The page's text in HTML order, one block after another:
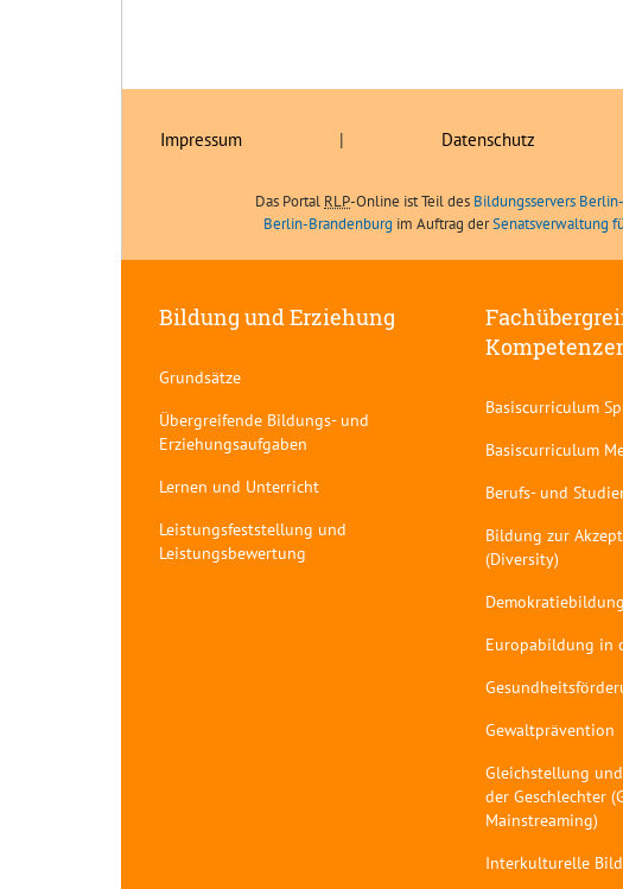
Impressum | Datenschutz
Das Portal RLP-Online ist Teil des Bildungsservers
Berlin-Brandenburg im Auftrag derSenatsverwaltung
Bildung und Erziehung
Grundsätze
Übergreifende Bildungs- und
Erziehungsaufgaben
Lernen und Unterricht
Leistungsfeststellung und
Leistungsbewertung
Basiscurriculum
Basiscurriculum
Berufs- und
Bildung zur
(Diversity)
Demokratiebildung
Europabildung in
Gewaltprävention
Gleichstellung
der Geschlechter
Mainstreaming)
Interkulturelle